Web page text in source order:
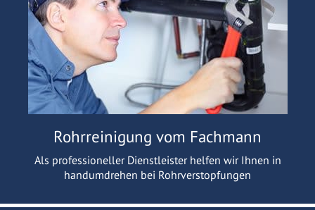
Rohrreinigung vom Fachmann
Als professioneller Dienstleister helfen wir Ihnen in
handumdrehen bei Rohrverstopfungen